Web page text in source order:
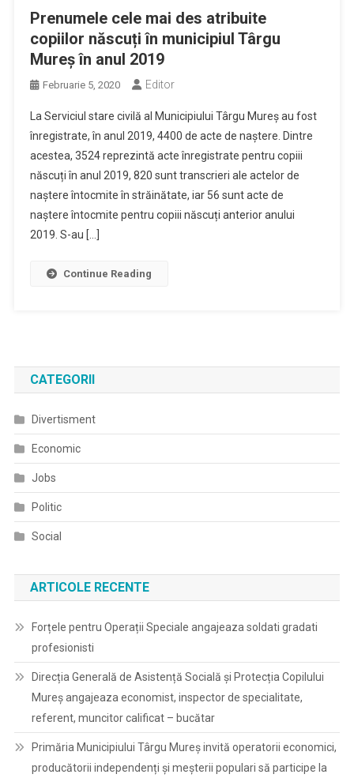
Prenumele cele mai des atribuite
copiilor născuți în municipiul Târgu
Mureș în anul 2019
Februarie 5, 2020 Editor
La Serviciul stare civilă al Municipiului Târgu Mureș au fost
înregistrate, în anul 2019, 4400 de acte de naștere. Dintre
acestea, 3524 reprezintă acte înregistrate pentru copiii
născuți în anul 2019, 820 sunt transcrieri ale actelor de
naștere întocmite în străinătate, iar 56 sunt acte de
naștere întocmite pentru copiii născuți anterior anului
2019. S-au […]
Continue Reading
CATEGORII
Divertisment
Economic
Jobs
Politic
Social
ARTICOLE RECENTE
Forțele pentru Operații Speciale angajeaza soldati gradati
profesionisti
Direcția Generală de Asistență Socială și Protecția Copilului
Mureș angajeaza economist, inspector de specialitate,
referent, muncitor calificat – bucătar
Primăria Municipiului Târgu Mureș invită operatorii economici,
producătorii independenți și meșterii populari să participe la